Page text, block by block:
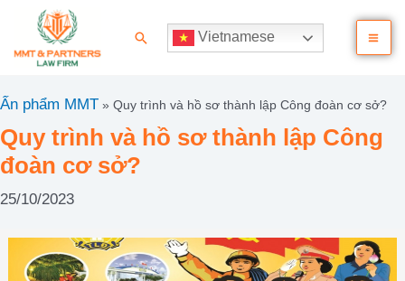
nội
Tìm
Vietnamese
Ấn phẩm MMT » Quy trình và hồ sơ thành lập Công đoàn cơ sở?
Quy trình và hồ sơ thành lập Công
đoàn cơ sở?
25/10/2023